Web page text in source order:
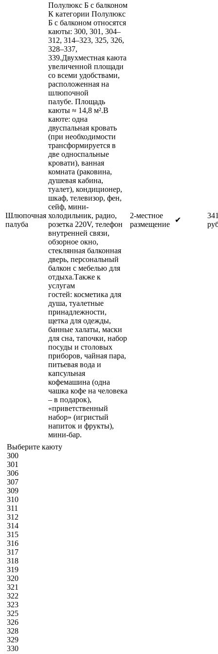
Шлюпочная
палуба
Полулюкс Б с балконом
К категории Полулюкс
Б с балконом относятся
каюты: 300, 301, 304–
312, 314–323, 325, 326,
328–337,
339.Двухместная каюта
увеличенной площади
со всеми удобствами,
расположенная на
шлюпочной
палубе. Площадь
каюты ≈ 14,8 м².В
каюте: одна
двуспальная кровать
(при необходимости
трансформируется в
две односпальные
кровати), ванная
комната (раковина,
душевая кабина,
туалет), кондиционер,
шкаф, телевизор, фен,
сейф, мини-
холодильник, радио,
розетка 220V, телефон
внутренней связи,
обзорное окно,
стеклянная балконная
дверь, персональный
балкон с мебелью для
отдыха.Также к
услугам
гостей: косметика для
душа, туалетные
принадлежности,
щетка для одежды,
банные халаты, маски
для сна, тапочки, набор
посуды и столовых
приборов, чайная пара,
питьевая вода и
капсульная
кофемашина (одна
чашка кофе на человека
– в подарок),
«приветственный
набор» (игристый
напиток и фрукты),
мини-бар.
2-местное
размещение
✔
Выберите каюту
300
301
306
307
309
310
311
312
314
315
316
317
318
319
320
321
322
323
325
326
328
329
330